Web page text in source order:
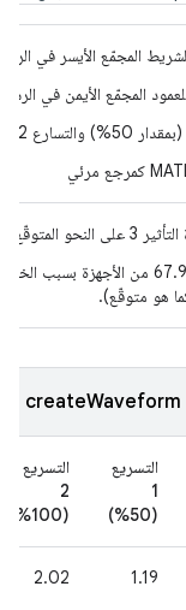
التسريع
1
(50%)
التسريع
2
(100%)
1.19
2.02